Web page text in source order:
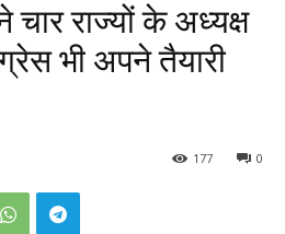
राज्यों के अध्यक्ष
भी अपने तैयारी
0
177